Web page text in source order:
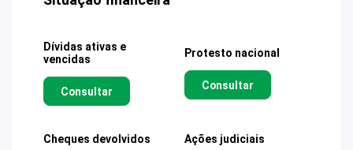
Dívidas ativas e
vencidas
Consultar
Protesto nacional
Consultar
Cheques devolvidos Ações judiciais